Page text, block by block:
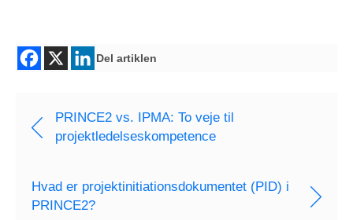
Del artiklen
PRINCE2 vs. IPMA: To veje til
projektledelseskompetence
Hvad er projektinitiationsdokumentet (PID) i
PRINCE2?